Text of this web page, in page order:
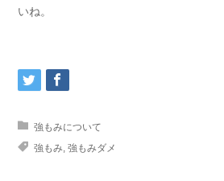
いね。
強もみについて
強もみ, 強もみダメ